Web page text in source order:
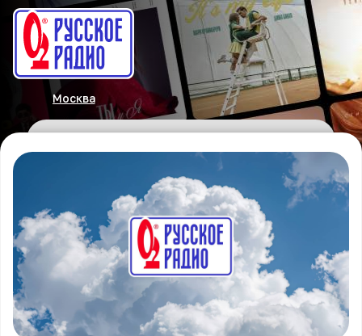
Москва